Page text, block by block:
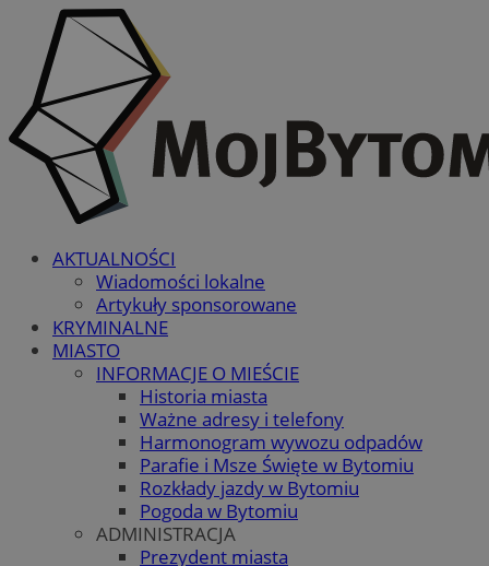
AKTUALNOŚCI
Wiadomości lokalne
Artykuły sponsorowane
KRYMINALNE
MIASTO
INFORMACJE O MIEŚCIE
Historia miasta
Ważne adresy i telefony
Harmonogram wywozu odpadów
Parafie i Msze Święte w Bytomiu
Rozkłady jazdy w Bytomiu
Pogoda w Bytomiu
ADMINISTRACJA
Prezydent miasta